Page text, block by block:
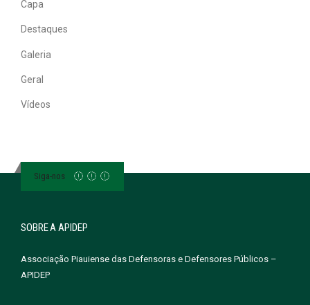
Capa
Destaques
Galeria
Geral
Vídeos
Siga-nos
SOBRE A APIDEP
Associação Piauiense das Defensoras e Defensores Públicos –
APIDEP